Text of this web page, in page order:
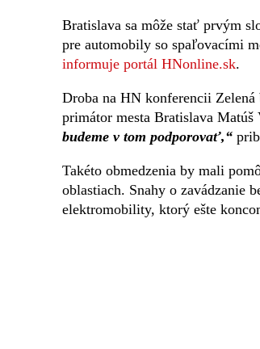
Bratislava sa môže stať prvým
pre automobily so spaľovacími
informuje portál HNonline.sk.
Droba na HN konferencii
primátor mesta Bratislava Matúš
budeme v tom podporovať,“
Takéto obmedzenia by mali
oblastiach. Snahy o zavádzanie
elektromobility, ktorý ešte